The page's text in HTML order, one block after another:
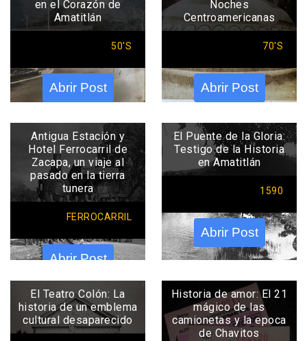
en el Corazón de
Amatitlán
50'S
Abrir Post
Noches
Centroamericanas
70'S
Abrir Post
Antigua Estación y
Hotel Ferrocarril de
Zacapa, un viaje al
pasado en la tierra
tunera
FERROCARRIL
Abrir Post
El Puente de la Gloria:
Testigo de la Historia
en Amatitlán
1590
Abrir Post
El Teatro Colón: La
historia de un emblema
cultural desaparecido
Historia de amor: El 21
mágico de las
camionetas y la epoca
de Chavitos